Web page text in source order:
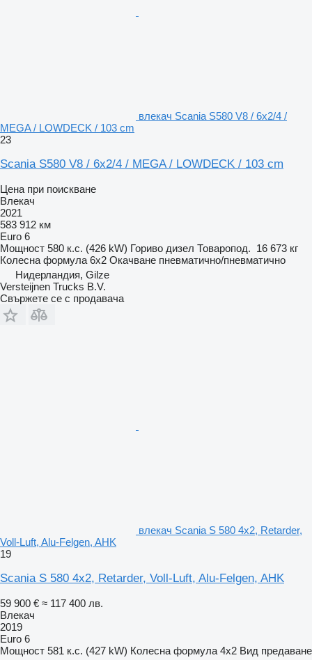
влекач Scania S580 V8 / 6x2/4 /
MEGA / LOWDECK / 103 cm
23
Scania S580 V8 / 6x2/4 / MEGA / LOWDECK / 103 cm
Цена при поискване
Влекач
2021
583 912 км
Euro 6
Мощност 580 к.с. (426 kW) Гориво дизел Товаропод. 16 673 кг
Колесна формула 6x2 Окачване пневматично/пневматично
Нидерландия, Gilze
Versteijnen Trucks B.V.
Свържете се с продавача
влекач Scania S 580 4x2, Retarder,
Voll-Luft, Alu-Felgen, AHK
19
Scania S 580 4x2, Retarder, Voll-Luft, Alu-Felgen, AHK
59 900 € ≈ 117 400 лв.
Влекач
2019
Euro 6
Мощност 581 к.с. (427 kW) Колесна формула 4x2 Вид предаване